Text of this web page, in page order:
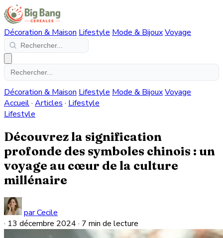
Décoration & Maison Lifestyle Mode & BijouxVoyage
Décoration & Maison Lifestyle Mode & BijouxVoyage
Accueil· Articles · Lifestyle
Lifestyle
Découvrez la signification
profonde des symboles chinois : un
voyage au cœur de la culture
millénaire
par Cecile
· 13 décembre 2024 · 7 min de lecture